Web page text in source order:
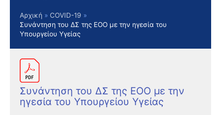
Αρχική
COVID-19
Συνάντηση του ΔΣ της ΕΟΟ με την ηγεσία του
Υπουργείου Υγείας
Συνάντηση του ΔΣ της ΕΟΟ με την
ηγεσία του Υπουργείου Υγείας